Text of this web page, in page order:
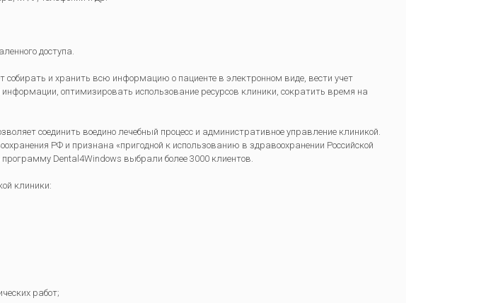
доступа.
и хранить всю информацию о пациенте в электронном виде, вести учет
оптимизировать использование ресурсов клиники, сократить время на
соединить воедино лечебный процесс и административное управление клиникой.
РФ и признана «пригодной к использованию в здравоохранении Российской
Dental4Windows выбрали более 3000 клиентов.
клиники:
работ;